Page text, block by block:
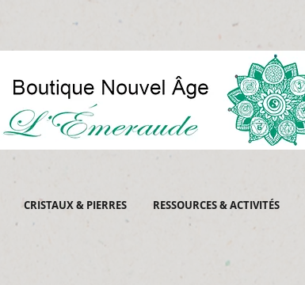
CRISTAUX & PIERRES RESSOURCES & ACTIVITÉS